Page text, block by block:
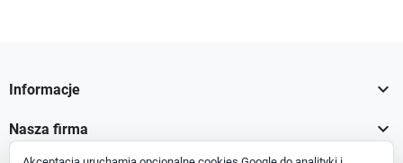
Informacje 
Nasza firma 